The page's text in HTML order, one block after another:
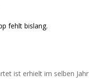
fehlt bislang.
ist erhielt im selben Jahr